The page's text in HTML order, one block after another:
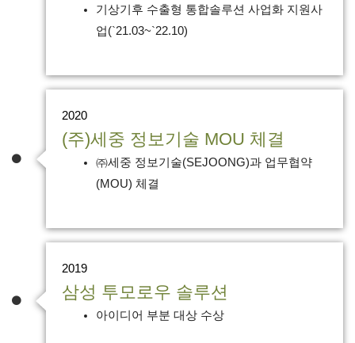
기상기후 수출형 통합솔루션 사업화 지원사
업(`21.03~`22.10)
2020
(주)세중 정보기술 MOU 체결
㈜세중 정보기술(SEJOONG)과 업무협약
(MOU) 체결
2019
삼성 투모로우 솔루션
아이디어 부분 대상 수상